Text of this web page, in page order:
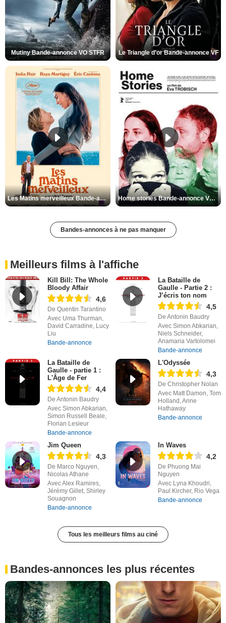
Mutiny Bande-annonce VO STFR Le Triangle d'or Bande-annonce VF
Les Matins merveilleux Bande-annonce VF Home stories Bande-annonce VO STFR
Bandes-annonces à ne pas manquer
Meilleurs films à l'affiche
Kill Bill: The Whole
Bloody Affair
4,6
De Quentin Tarantino
Avec Uma Thurman,
David Carradine, Lucy
Liu
Bande-annonce
La Bataille de
Gaulle - Partie 2 :
J’écris ton nom
4,5
De Antonin Baudry
Avec Simon Abkarian,
Niels Schneider,
Anamaria Vartolomei
Bande-annonce
La Bataille de
Gaulle - partie 1 :
L'Âge de Fer
4,4
De Antonin Baudry
Avec Simon Abkarian,
Simon Russell Beale,
Florian Lesieur
Bande-annonce
L'Odyssée
4,3
De Christopher Nolan
Avec Matt Damon, Tom
Holland, Anne
Hathaway
Bande-annonce
Jim Queen
4,3
De Marco Nguyen,
Nicolas Athane
Avec Alex Ramires,
Jérémy Gillet, Shirley
Souagnon
Bande-annonce
In Waves
4,2
De Phuong Mai
Nguyen
Avec Lyna Khoudri,
Paul Kircher, Rio Vega
Bande-annonce
Tous les meilleurs films au ciné
Bandes-annonces les plus récentes